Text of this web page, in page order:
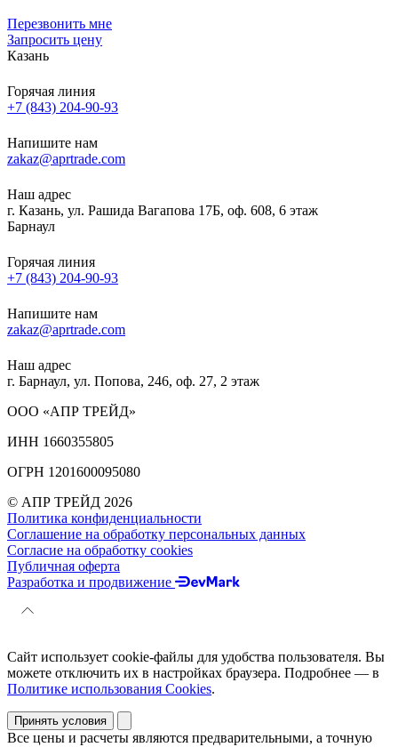
Перезвонить мне
Запросить цену
Казань
Горячая линия
+7 (843) 204-90-93
Напишите нам
zakaz@aprtrade.com
Наш адрес
г. Казань, ул. Рашида Вагапова 17Б, оф. 608, 6 этаж
Барнаул
Горячая линия
+7 (843) 204-90-93
Напишите нам
zakaz@aprtrade.com
Наш адрес
г. Барнаул, ул. Попова, 246, оф. 27, 2 этаж
ООО «АПР ТРЕЙД»
ИНН 1660355805
ОГРН 1201600095080
© АПР ТРЕЙД 2026
Политика конфиденциальности
Соглашение на обработку персональных данных
Согласие на обработку cookies
Публичная оферта
Разработка и продвижение
Сайт использует cookie-файлы для удобства пользователя. Вы
можете отключить их в настройках браузера. Подробнее — в
Политике использования Cookies.
Принять условия
Все цены и расчеты являются предварительными, а точную